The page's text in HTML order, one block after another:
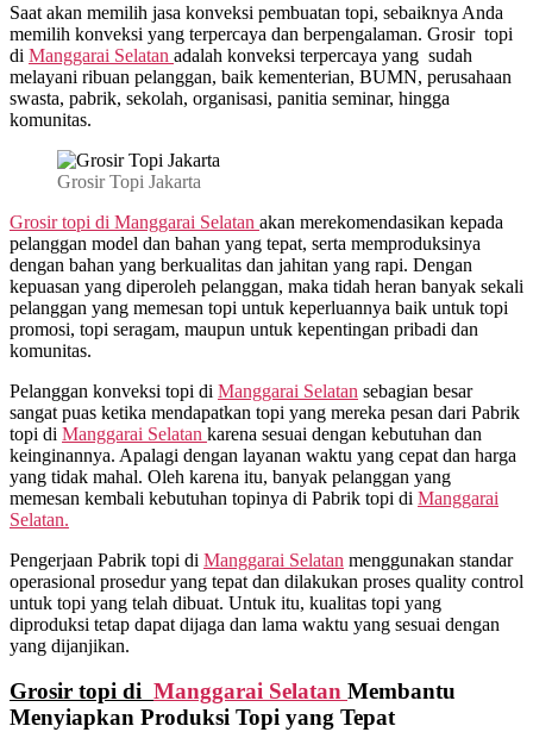
Saat akan memilih jasa konveksi pembuatan topi, sebaiknya Anda
memilih konveksi yang terpercaya dan berpengalaman. Grosir topi
di Manggarai Selatan adalah konveksi terpercaya yang sudah
melayani ribuan pelanggan, baik kementerian, BUMN, perusahaan
swasta, pabrik, sekolah, organisasi, panitia seminar, hingga
komunitas.
Grosir Topi Jakarta
Grosir topi di Manggarai Selatan akan merekomendasikan kepada
pelanggan model dan bahan yang tepat, serta memproduksinya
dengan bahan yang berkualitas dan jahitan yang rapi. Dengan
kepuasan yang diperoleh pelanggan, maka tidah heran banyak sekali
pelanggan yang memesan topi untuk keperluannya baik untuk topi
promosi, topi seragam, maupun untuk kepentingan pribadi dan
komunitas.
Pelanggan konveksi topi di Manggarai Selatan sebagian besar
sangat puas ketika mendapatkan topi yang mereka pesan dari Pabrik
topi di Manggarai Selatan karena sesuai dengan kebutuhan dan
keinginannya. Apalagi dengan layanan waktu yang cepat dan harga
yang tidak mahal. Oleh karena itu, banyak pelanggan yang
memesan kembali kebutuhan topinya di Pabrik topi di Manggarai
Selatan.
Pengerjaan Pabrik topi di Manggarai Selatan menggunakan standar
operasional prosedur yang tepat dan dilakukan proses quality control
untuk topi yang telah dibuat. Untuk itu, kualitas topi yang
diproduksi tetap dapat dijaga dan lama waktu yang sesuai dengan
yang dijanjikan.
Grosir topi di Manggarai Selatan Membantu
Menyiapkan Produksi Topi yang Tepat